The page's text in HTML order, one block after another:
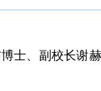
士、副校长谢